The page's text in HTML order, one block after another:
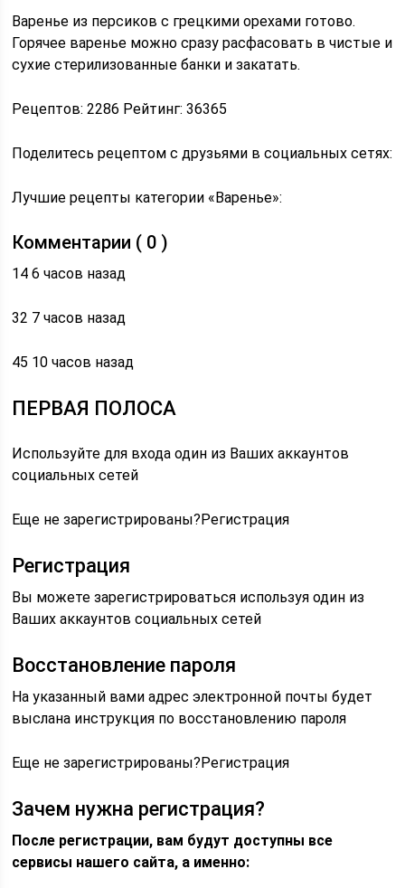
Варенье из персиков с грецкими орехами готово.
Горячее варенье можно сразу расфасовать в чистые и
сухие стерилизованные банки и закатать.
Рецептов: 2286 Рейтинг: 36365
Поделитесь рецептом с друзьями в социальных сетях:
Лучшие рецепты категории «Варенье»:
Комментарии ( 0 )
14 6 часов назад
32 7 часов назад
45 10 часов назад
ПЕРВАЯ ПОЛОСА
Используйте для входа один из Ваших аккаунтов
социальных сетей
Еще не зарегистрированы?Регистрация
Регистрация
Вы можете зарегистрироваться используя один из
Ваших аккаунтов социальных сетей
Восстановление пароля
На указанный вами адрес электронной почты будет
выслана инструкция по восстановлению пароля
Еще не зарегистрированы?Регистрация
Зачем нужна регистрация?
После регистрации, вам будут доступны все
сервисы нашего сайта, а именно: